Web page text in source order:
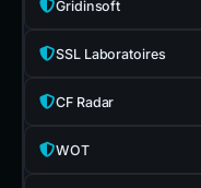
Gridinsoft
SSL Laboratoires
CF Radar
WOT